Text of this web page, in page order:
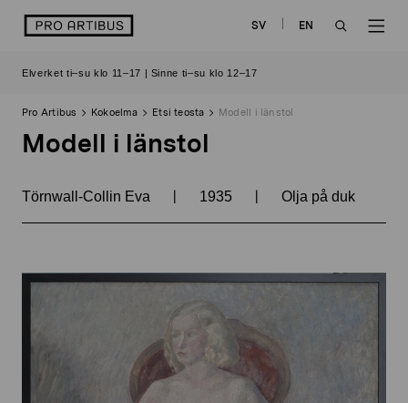
sisältöön
logo SV
EN
Elverket ti–su klo 11–17 | Sinne ti–su klo 12–17
Pro Artibus Kokoelma Etsi teosta Modell i länstol
Modell i länstol
Törnwall-Collin Eva | 1935 | Olja på duk